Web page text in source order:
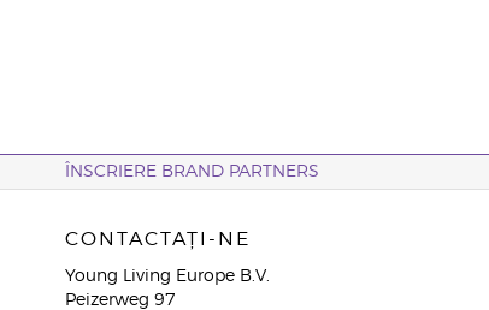
ÎNSCRIERE BRAND PARTNERS
CONTACTAȚI-NE
Young Living Europe B.V.
Peizerweg 97